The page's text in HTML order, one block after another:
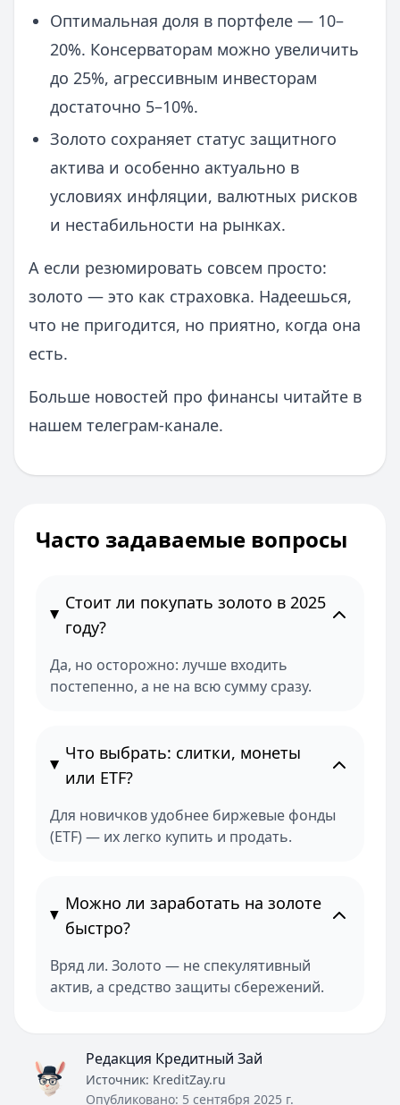
Оптимальная доля в портфеле — 10–
20%. Консерваторам можно увеличить
до 25%, агрессивным инвесторам
достаточно 5–10%.
Золото сохраняет статус защитного
актива и особенно актуально в
условиях инфляции, валютных рисков
и нестабильности на рынках.
А если резюмировать совсем просто:
золото — это как страховка. Надеешься,
что не пригодится, но приятно, когда она
есть.
Больше новостей про финансы читайте в
нашем телеграм-канале.
Часто задаваемые вопросы
Стоит ли покупать золото в 2025
году?
Да, но осторожно: лучше входить
постепенно, а не на всю сумму сразу.
Что выбрать: слитки, монеты
или ETF?
Для новичков удобнее биржевые фонды
(ETF) — их легко купить и продать.
Можно ли заработать на золоте
быстро?
Вряд ли. Золото — не спекулятивный
актив, а средство защиты сбережений.
Редакция Кредитный Зай
Источник: KreditZay.ru
Опубликовано: 5 сентября 2025 г.